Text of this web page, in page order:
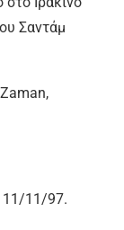
Σαντάμ
11/11/97.